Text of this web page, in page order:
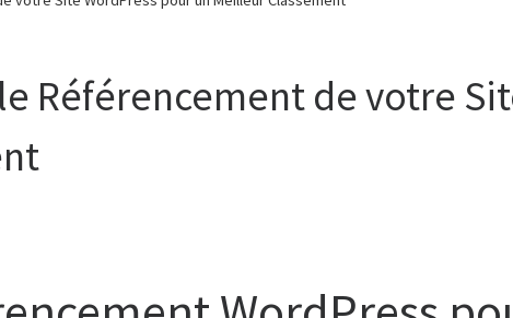
Référencement de votre